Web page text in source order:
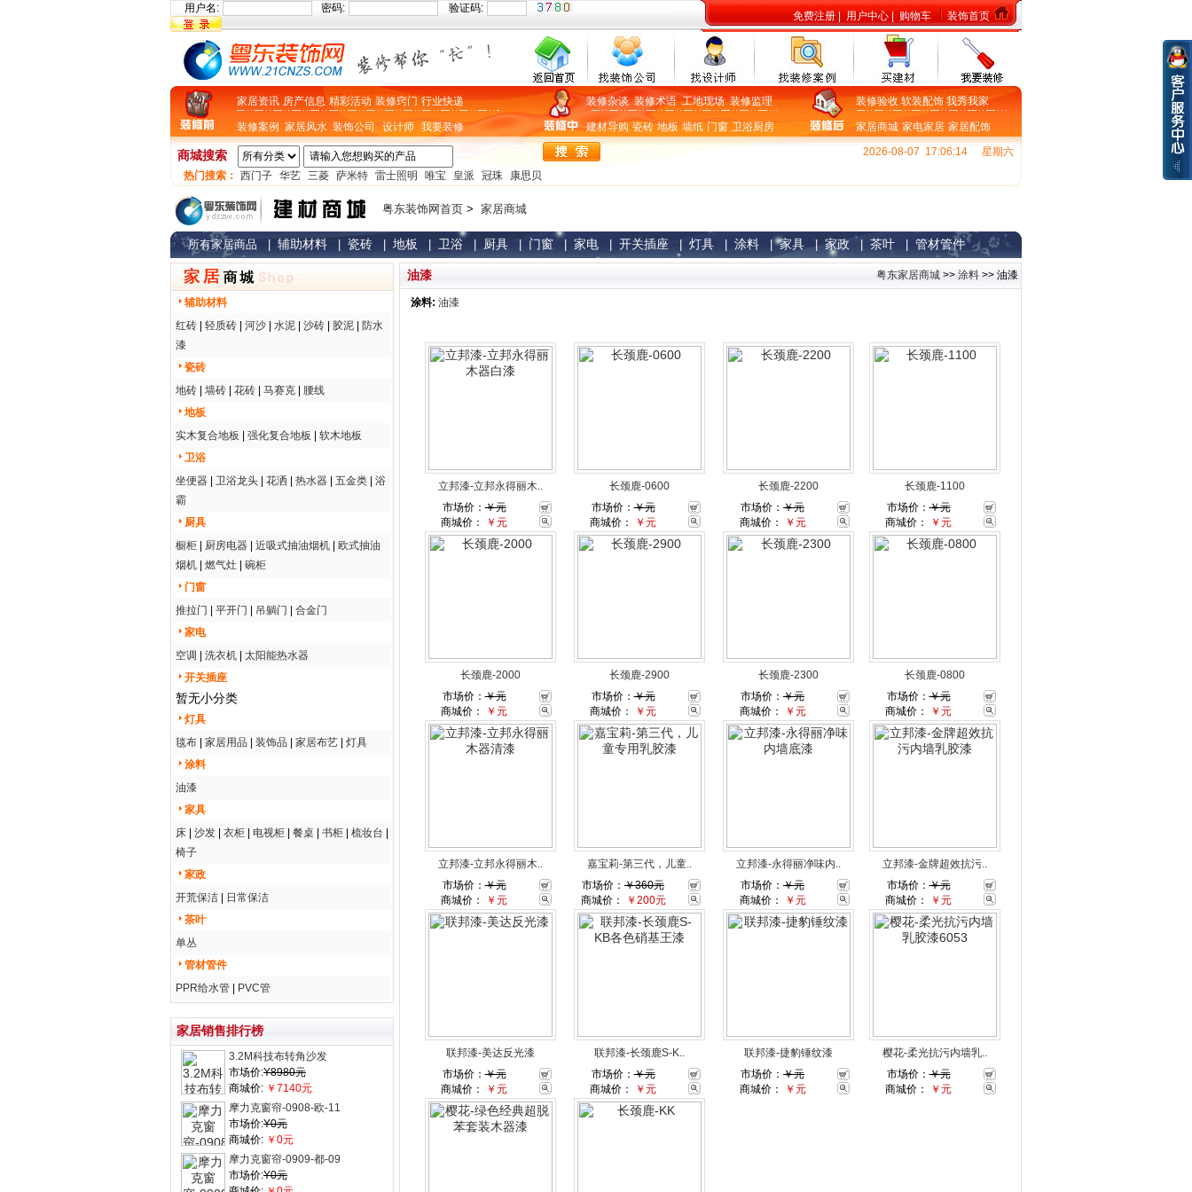
用户名: 密码: 验证码:
免费注册 用户中心 购物车 装饰首页
家居资讯 房产信息 精彩活动 装修窍门 行业快递 装修杂谈装修术语工地现场装修监理 装修验收 软装配饰 我秀我家
装修案例 家居风水 装饰公司 设计师 我要装修 建材导购 瓷砖 地板 墙纸 门窗 卫浴厨房 家居商城 家电家居 家居配饰
商城搜索 2026-08-07 17:06:14
星期六
热门搜索： 西门子 华艺 三菱 萨米特 雷士照明 唯宝 皇派 冠珠 康思贝
粤东装饰网首页 > 家居商城
所有家居商品 辅助材料 瓷砖 地板 卫浴 厨具 门窗 家电 开关插座 灯具 涂料 家具 家政 茶叶 管材管件
辅助材料
红砖
轻质砖 河沙 水泥 沙砖 胶泥
防水
漆
瓷砖
地砖
墙砖 花砖 马赛克
腰线
地板
实木复合地板
强化复合地板
软木地板
卫浴
坐便器
卫浴龙头 花洒 热水器 五金类
浴
霸
厨具
橱柜
厨房电器 近吸式抽油烟机
欧式抽油
烟机
燃气灶
碗柜
门窗
推拉门
平开门 吊躺门
合金门
家电
空调
洗衣机
太阳能热水器
开关插座
暂无小分类
灯具
毯布
家居用品 装饰品 家居布艺
灯具
涂料
油漆
家具
床
沙发 衣柜 电视柜 餐桌 书柜 梳妆台
椅子
家政
开荒保洁
日常保洁
茶叶
单丛
管材管件
PPR给水管
PVC管
家居销售排行榜
3.2M科技布转角沙发
市场价:Y8980元
商城价: ￥7140元
摩力克窗帘-0908-欧-11
市场价:Y0元
商城价: ￥0元
摩力克窗帘-0909-都-09
市场价:Y0元
油漆 粤东家居商城 >> 涂料 >> 油漆
涂料: 油漆
立邦漆-立邦永得丽木..
市场价：￥元
商城价：
￥元
长颈鹿-0600
市场价：￥元
商城价：
￥元
长颈鹿-2200
市场价： ￥元
商城价：
￥元
长颈鹿-1100
市场价：￥元
商城价：
￥元
长颈鹿-2000
市场价：￥元
商城价：
￥元
长颈鹿-2900
市场价：￥元
商城价：
￥元
长颈鹿-2300
市场价： ￥元
商城价：
￥元
长颈鹿-0800
市场价：￥元
商城价：
￥元
立邦漆-立邦永得丽木..
市场价：￥元
商城价：
￥元
嘉宝莉-第三代，儿童..
市场价： ￥360元
商城价：
￥200元
立邦漆-永得丽净味内..
市场价： ￥元
商城价：
￥元
立邦漆-金牌超效抗污..
市场价：￥元
商城价：
￥元
联邦漆-美达反光漆
市场价：￥元
商城价：
￥元
联邦漆-长颈鹿S-K..
市场价：￥元
商城价：
￥元
联邦漆-捷豹锤纹漆
市场价： ￥元
商城价：
￥元
樱花-柔光抗污内墙乳..
市场价：￥元
商城价：
￥元